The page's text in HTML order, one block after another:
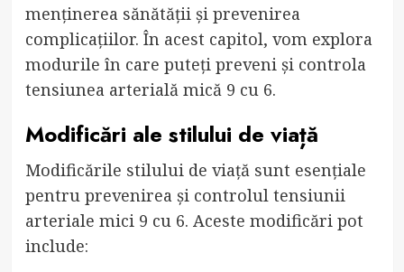
menținerea sănătății și prevenirea
complicațiilor. În acest capitol, vom explora
modurile în care puteți preveni și controla
tensiunea arterială mică 9 cu 6.
Modificări ale stilului de viață
Modificările stilului de viață sunt esențiale
pentru prevenirea și controlul tensiunii
arteriale mici 9 cu 6. Aceste modificări pot
include: